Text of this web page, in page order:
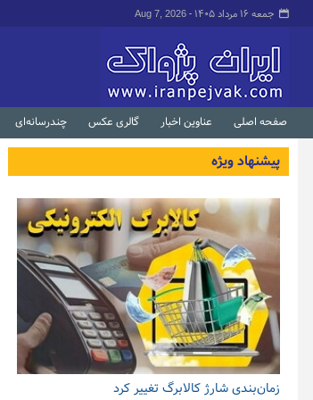
جمعه ۱۶ مرداد ۱۴۰۵ - Aug 7, 2026
صفحه اصلی عناوین اخبار گالری عکس چندرسانه‌ای
پیشنهاد ویژه
زمان‌بندی شارژ کالابرگ تغییر کرد